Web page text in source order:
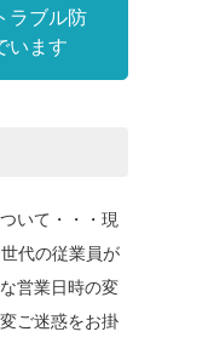
ブル防
います
いて・・・現
代の従業員が
営業日時の変
ご迷惑をお掛